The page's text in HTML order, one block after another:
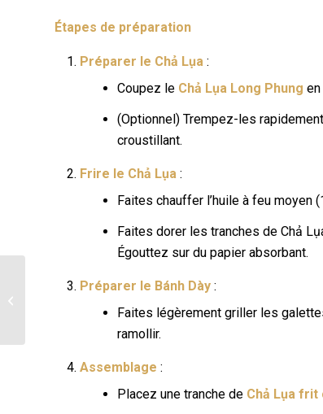
Étapes de préparation
Préparer le Chả Lụa :
Coupez le Chả Lụa Long Phung
(Optionnel) Trempez-les
croustillant.
Frire le Chả Lụa :
Faites chauffer l’huile à feu moyen
Faites dorer les tranches de Chả
Égouttez sur du papier absorbant.
Préparer le Bánh Dày :
Faites légèrement griller les
ramollir.
Assemblage :
Placez une tranche de Chả Lụa
patrimoine asiatique :
Long Phụng est mis en